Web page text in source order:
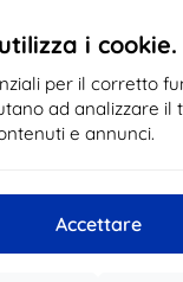
i cookie.
per il corretto
ad analizzare il
e annunci.
Accettare
17,90 €
16,10 €
In magazzino >